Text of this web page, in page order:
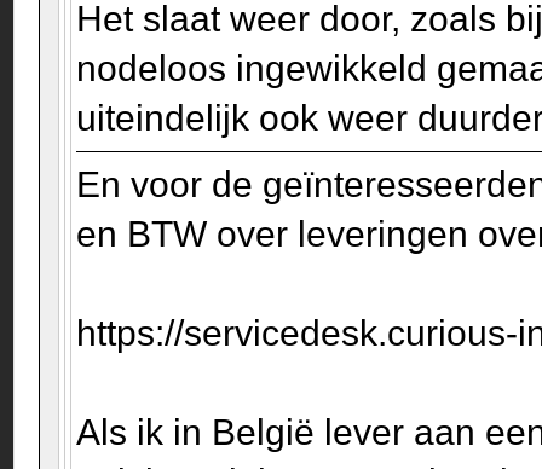
Het slaat weer door, zoals
nodeloos ingewikkeld
uiteindelijk ook weer
En voor de
en BTW over leveringen
https://servicedesk.curious-
Als ik in België lever aan